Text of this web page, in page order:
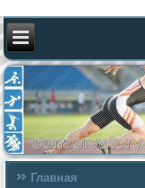
Главная